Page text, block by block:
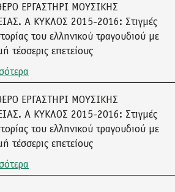
ΕΡΓΑΣΤΗΡΙ ΜΟΥΣΙΚΗΣ
Α ΚΥΚΛΟΣ 2015-2016: Στιγμές
του ελληνικού τραγουδιού με
τέσσερις επετείους
ΕΡΓΑΣΤΗΡΙ ΜΟΥΣΙΚΗΣ
Α ΚΥΚΛΟΣ 2015-2016: Στιγμές
του ελληνικού τραγουδιού με
τέσσερις επετείους